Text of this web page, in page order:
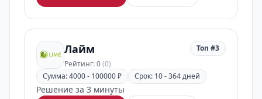
Лайм
Рейтинг: 0(0)
Топ #3
Сумма: 4000 - 100000 ₽ Срок: 10 - 364 дней
Решение за 3 минуты